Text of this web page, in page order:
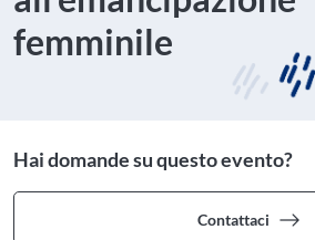
femminile
Hai domande su questo evento?
Contattaci